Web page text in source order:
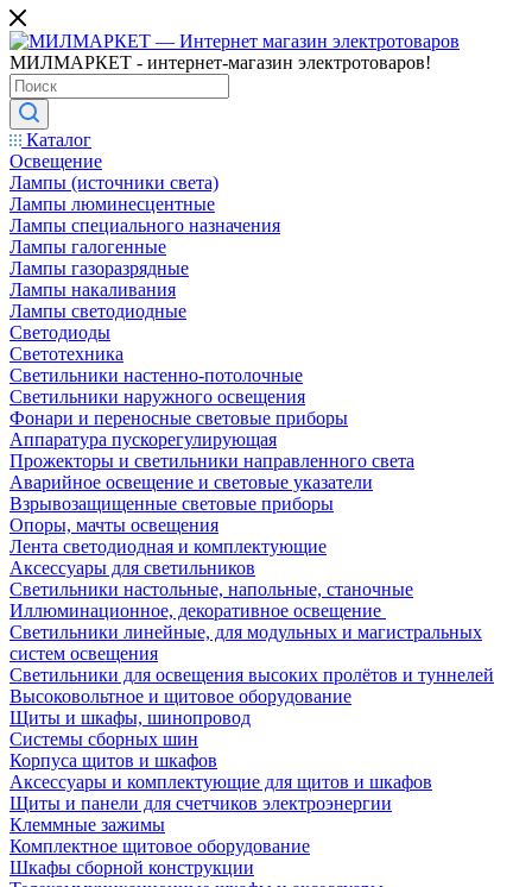
МИЛМАРКЕТ - интернет-магазин электротоваров!
Каталог
Освещение
Лампы (источники света)
Лампы люминесцентные
Лампы специального назначения
Лампы галогенные
Лампы газоразрядные
Лампы накаливания
Лампы светодиодные
Светодиоды
Светотехника
Светильники настенно-потолочные
Светильники наружного освещения
Фонари и переносные световые приборы
Аппаратура пускорегулирующая
Прожекторы и светильники направленного света
Аварийное освещение и световые указатели
Взрывозащищенные световые приборы
Опоры, мачты освещения
Лента светодиодная и комплектующие
Аксессуары для светильников
Светильники настольные, напольные, станочные
Иллюминационное, декоративное освещение
Светильники линейные, для модульных и магистральных
систем освещения
Светильники для освещения высоких пролётов и туннелей
Высоковольтное и щитовое оборудование
Щиты и шкафы, шинопровод
Системы сборных шин
Корпуса щитов и шкафов
Аксессуары и комплектующие для щитов и шкафов
Щиты и панели для счетчиков электроэнергии
Клеммные зажимы
Комплектное щитовое оборудование
Шкафы сборной конструкции